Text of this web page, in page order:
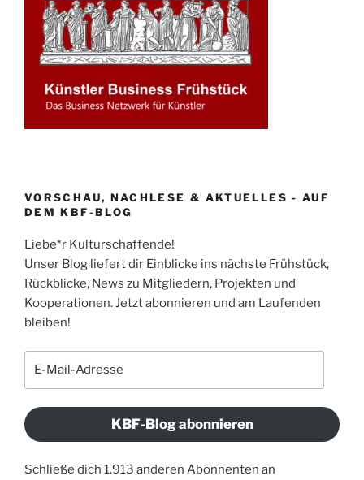
VORSCHAU, NACHLESE & AKTUELLES - AUF
DEM KBF-BLOG
Liebe*r Kulturschaffende!
Unser Blog liefert dir Einblicke ins nächste Frühstück,
Rückblicke, News zu Mitgliedern, Projekten und
Kooperationen. Jetzt abonnieren und am Laufenden
bleiben!
KBF-Blog abonnieren
Schließe dich 1.913 anderen Abonnenten an